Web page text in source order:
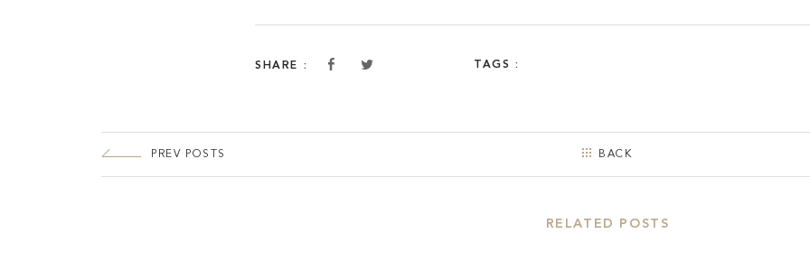
SHARE : TAGS :
PREV POSTS BACK
RELATED POSTS